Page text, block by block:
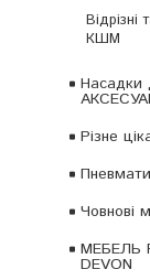
КШМ
Насадки
Різне
Човнові
МЕБЕЛЬ
DEVON